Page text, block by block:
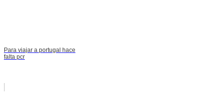
Para viajar a portugal hace
falta pcr